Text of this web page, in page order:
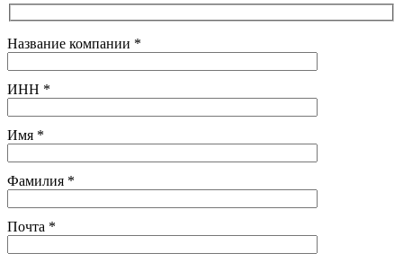
Название компании *
ИНН *
Имя *
Фамилия *
Почта *